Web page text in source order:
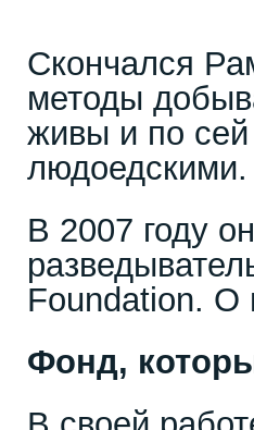
Скончался
методы
живы и по
людоедскими.
В 2007 году
Foundation. О
Фонд,